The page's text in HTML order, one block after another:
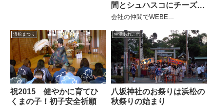
間とシュハスコにチーズフ
ォンデュ
会社の仲間でWEBE...
浜松まつり
祝2015 健やかに育てひ
くまの子！初子安全祈願
生活あれこれ
八坂神社のお祭りは浜松の
秋祭りの始まり